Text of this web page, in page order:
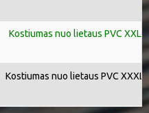
Kostiumas nuo lietaus PVC XXL
Kostiumas nuo lietaus PVC XXXL